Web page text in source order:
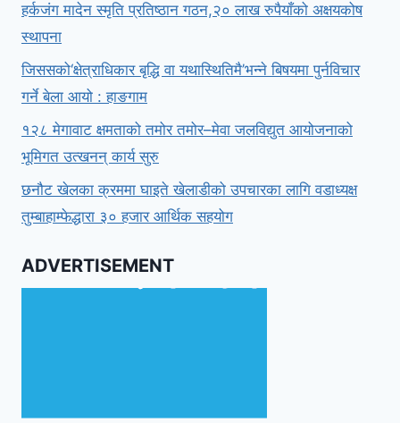
हर्कजंग मादेन स्मृति प्रतिष्ठान गठन,२० लाख रुपैयाँको अक्षयकोष
स्थापना
जिससको‘क्षेत्राधिकार बृद्धि वा यथास्थितिमै’भन्ने बिषयमा पुर्नविचार
गर्ने बेला आयो : हाङगाम
१२८ मेगावाट क्षमताको तमोर तमोर–मेवा जलविद्युत आयोजनाको
भूमिगत उत्खनन् कार्य सुरु
छनौट खेलका क्रममा घाइते खेलाडीको उपचारका लागि वडाध्यक्ष
तुम्बाहाम्फेद्धारा ३० हजार आर्थिक सहयोग
ADVERTISEMENT